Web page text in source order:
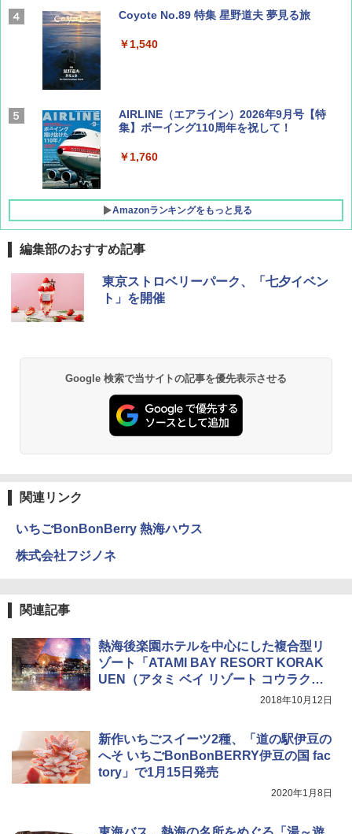
Coyote No.89 特集 星野道夫 夢見る旅
￥1,540
AIRLINE（エアライン）2026年9月号【特
集】ボーイング110周年を祝して！
￥1,760
Amazonランキングをもっと見る
D40 地球の歩き方 チェンマイ タイ北部の魅
力的な町 2026～2027 地球の歩き方D アジア
A09 地球の歩き方 イタリア 2026～2027 地
球の歩き方A ヨーロッパ
￥2,479
新しい日本地理 地図・統計・移動から読み
解く (講談社現代新書)
[キャンパーズコレクション 山善] ポップアッ
プテント 傘みたいに広げて畳める パッとサ
ッとサンシェード キューブ フルクローズ メ
￥6,831
PYKES PEAK (パイクスピーク) 着替えテン
ト プライバシー テント 【中が透けない】 1
人用 折りたたみ 防災グッズ 災害用トイレ ビ
易 トイレテント (ブラック)
ENDLESS BASE 《めざましテレビで紹介》
広げるだけ パッとサッとテント ブラックコ
ーティング フルクローズ メッシュ 3-4人用
簡単設置 ポップアップテント エクルベージ
ュ(BC仕様) PATC-150B(EB)
[キャンパーズコレクション 山善] 傘みたいに
広げるだけ パッとサッとテント キューブワ
ッシュ 4人用 簡単設置 ポップアップテント P
DEWEL パラソル 大型 ビーチ アウトドアパ
ラソル ガーデン サイトシート付 折りたたみ
防水 UVカット 4段階高さ調整 軽量 収納袋付
-08EX カーキ ソロキャンプ ポリエステル フ
レーム テント
r Foundation コラボ Aフレーム メンズ レデ
ィース 帽子 スナップバック a-frame 9フォー
ティー男女兼用ユニセックス 夏用 日除けUV
ケア FREE
熊撃退スプレー 熊よけスプレー 熊スプレー
【日本企業販売】超強力クマ対策スプレー 30
秒）射程5～10m 安全ロック搭載 携帯収納袋
関の購入実績 登山・キャンプ・アウトドア・
編集部のおすすめ記事
東京ストロベリーパーク、「七夕イベン
ト」を開催
Google 検索で当サイトの記事を優先表示させる
関連リンク
いちごBonBonBerry 熱海ハウス
株式会社フジノネ
関連記事
熱海後楽園ホテルを中心にした複合型リ
ゾート「ATAMI BAY RESORT KORAK
UEN（アタミ ベイ リゾート コウラクエ
ン）」、2019年3月28日開業2018年10月12日
新作いちごスイーツ2種、「道の駅伊豆の
へそ いちごBonBonBERRY伊豆の国 fac
tory」で1月15日発売
2020年1月8日